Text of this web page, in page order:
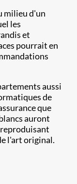
milieu d'un
les
et
pourrait en
aussi
de
que
auront
l'art original.